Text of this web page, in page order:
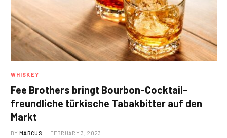
WHISKEY
Fee Brothers bringt Bourbon-Cocktail-
freundliche türkische Tabakbitter auf den
Markt
BY MARCUS FEBRUARY 3, 2023